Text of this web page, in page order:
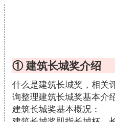
① 建筑长城奖介绍
什么是建筑长城奖，相关
询整理建筑长城奖基本介
建筑长城奖基本概况：